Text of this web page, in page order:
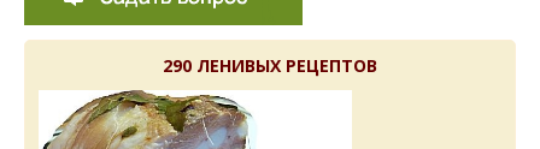
290 ЛЕНИВЫХ РЕЦЕПТОВ